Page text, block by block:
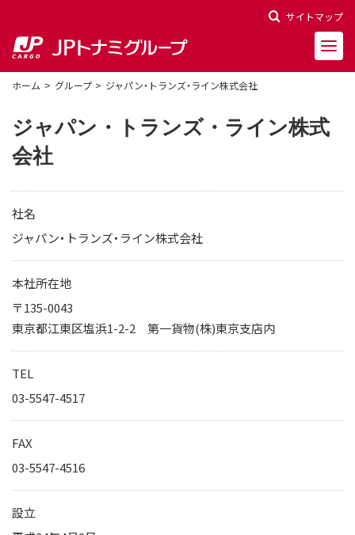
サイトマップ
会社沿革
株主関連情報
ホーム グループ ジャパン・トランズ・ライン株式会社
ジャパン・トランズ・ライン株式
会社
社名
ジャパン・トランズ・ライン株式会社
本社所在地
〒135-0043
東京都江東区塩浜1-2-2 第一貨物(株)東京支店内
TEL
03-5547-4517
FAX
03-5547-4516
設立